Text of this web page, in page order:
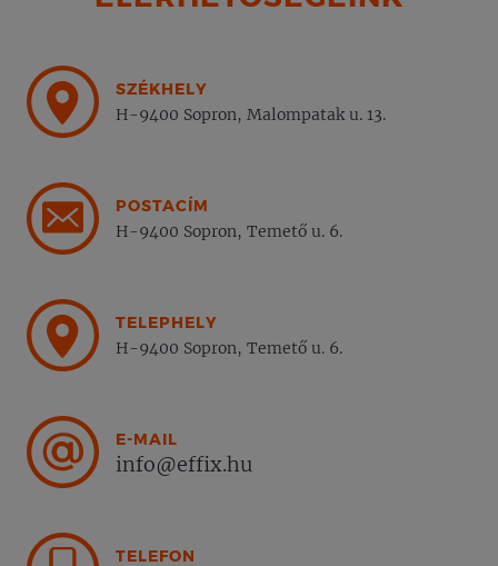
SZÉKHELY
H-9400 Sopron, Malompatak u. 13.
POSTACÍM
H-9400 Sopron, Temető u. 6.
TELEPHELY
H-9400 Sopron, Temető u. 6.
E-MAIL
info@effix.hu
TELEFON